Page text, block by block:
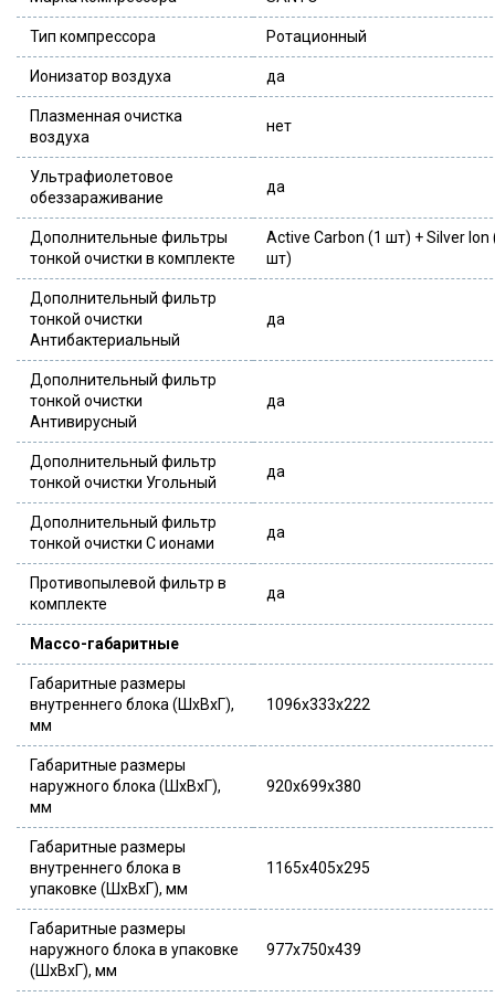
Тип компрессора Ротационный
Ионизатор воздуха да
Плазменная очистка
воздуха
нет
Ультрафиолетовое
обеззараживание
да
Дополнительные фильтры
тонкой очистки в комплекте
Active Carbon (1 шт) + Silver Ion
шт)
Дополнительный фильтр
тонкой очистки
Антибактериальный
да
Дополнительный фильтр
тонкой очистки
Антивирусный
да
Дополнительный фильтр
тонкой очистки Угольный
да
Дополнительный фильтр
тонкой очистки С ионами
да
Противопылевой фильтр в
комплекте
да
Массо-габаритные
Габаритные размеры
внутреннего блока (ШxВxГ),
мм
1096x333x222
Габаритные размеры
наружного блока (ШxВxГ),
мм
920x699x380
Габаритные размеры
внутреннего блока в
упаковке (ШxВxГ), мм
1165x405x295
Габаритные размеры
наружного блока в упаковке
(ШxВxГ), мм
977x750x439